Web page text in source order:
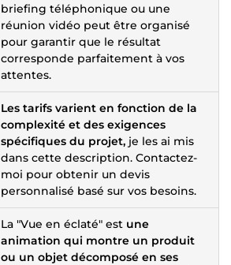
briefing téléphonique ou une
réunion vidéo peut être organisé
pour garantir que le résultat
corresponde parfaitement à vos
attentes.
Les tarifs varient en fonction de la
complexité et des exigences
spécifiques du projet, je les ai mis
dans cette description. Contactez-
moi pour obtenir un devis
personnalisé basé sur vos besoins.
La "Vue en éclaté" est une
animation qui montre un produit
ou un objet décomposé en ses